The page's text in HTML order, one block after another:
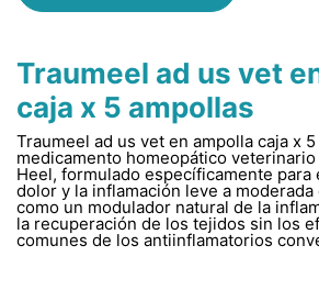
Traumeel ad us vet
caja x 5 ampollas
Traumeel ad us vet en ampolla caja x
medicamento homeopático
Heel, formulado específicamente para
dolor y la inflamación leve a moderada
como un modulador natural de la
la recuperación de los tejidos sin los
comunes de los antiinflamatorios